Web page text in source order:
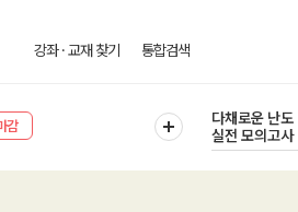
강좌 · 교재 찾기 통합검색
다채로운 난도
실전 모의고사